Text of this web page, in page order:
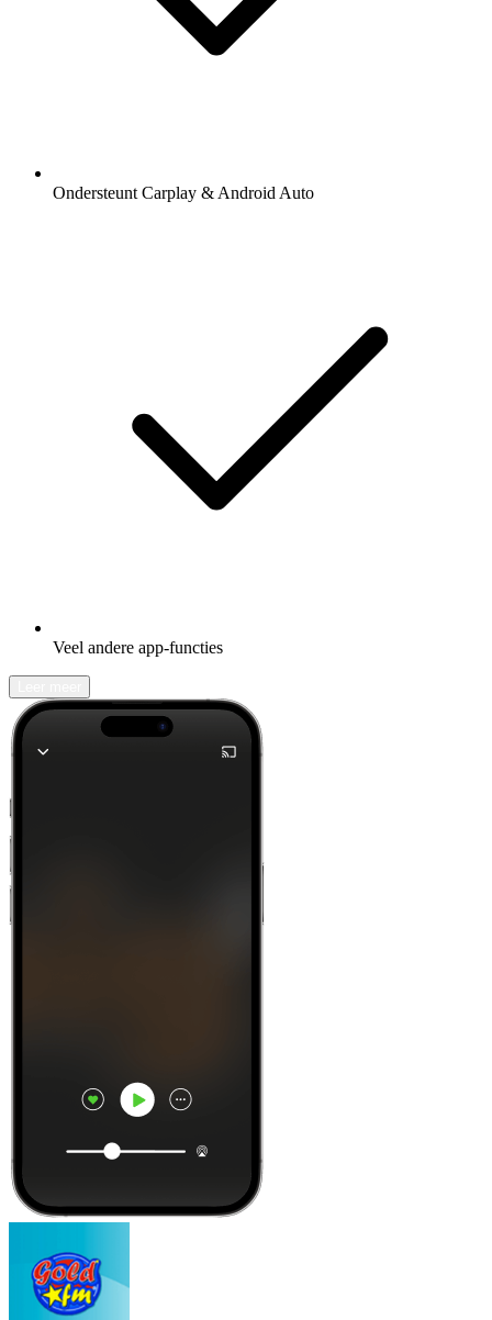
Ondersteunt Carplay & Android Auto
Veel andere app-functies